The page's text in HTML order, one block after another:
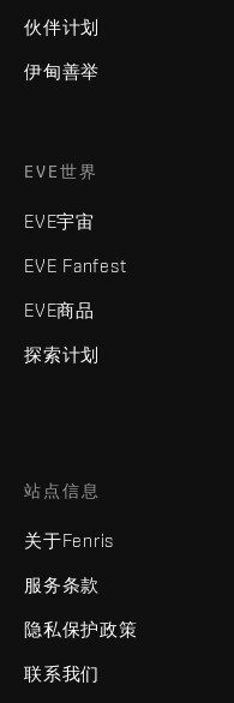
伙伴计划
伊甸善举
EVE世界
EVE宇宙
EVE Fanfest
EVE商品
探索计划
站点信息
关于Fenris
服务条款
隐私保护政策
联系我们